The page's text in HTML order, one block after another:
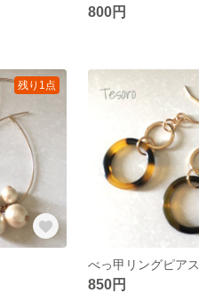
800円
残り1点
べっ甲リングピアス
850円